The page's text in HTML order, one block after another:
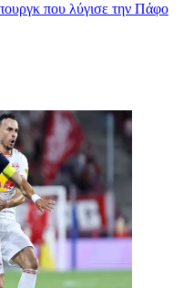
που λύγισε την Πάφο